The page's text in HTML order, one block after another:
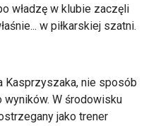
władzę w klubie zaczęli
w piłkarskiej szatni.
Kasprzyszaka, nie sposób
wyników. W środowisku
jako trener